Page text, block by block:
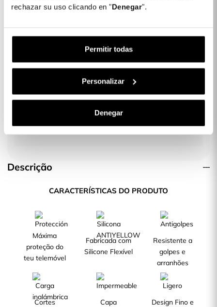
rechazar su uso clicando en "Denegar".
Permitir todas
Personalizar
Denegar
Película em vidro temperado completa
Inquebrável para iPhone 14 Plus
19,99 €
Protetor de Lente para iPhone 14 Plus
Descrição
CARACTERÍSTICAS DO PRODUTO
Máxima
proteção do
teu telemóvel
Fabricada com
Silicone Flexível
Resistente a
golpes e
arranhões
Cortes
Capa
Design Fino e